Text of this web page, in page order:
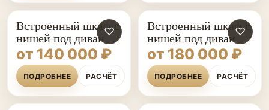
♡
Встроенный шкаф с
нишей под диван
от 140 000 ₽
ПОДРОБНЕЕ РАСЧЁТ
♡
Встроенный шкаф с
нишей под диван
от 180 000 ₽
ПОДРОБНЕЕ РАСЧЁТ